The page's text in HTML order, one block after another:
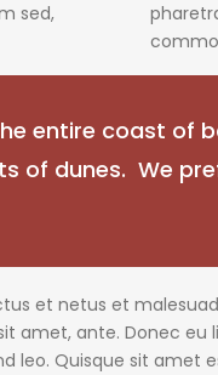
sed,
entire coast of
of dunes. We
et netus et
amet, ante. Donec eu
leo. Quisque sit amet